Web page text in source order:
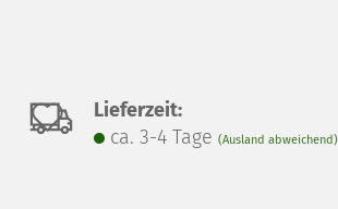
Auf
den
Lieferzeit:
ca. 3-4 Tage(Ausland abweichend)